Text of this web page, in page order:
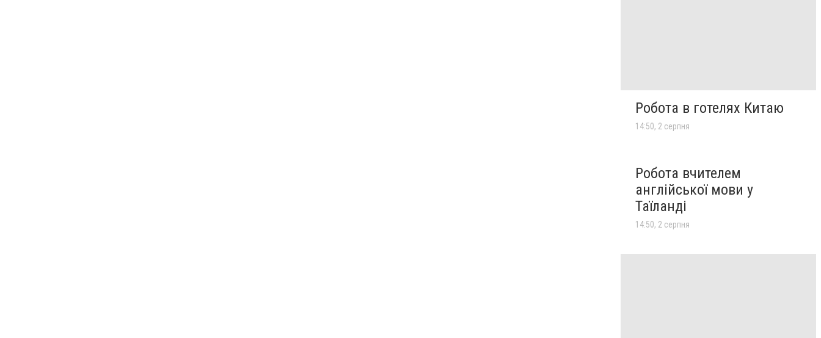
Робота в готелях Китаю
14:50, 2 серпня
Робота вчителем
англійської мови у
Таїланді
14:50, 2 серпня